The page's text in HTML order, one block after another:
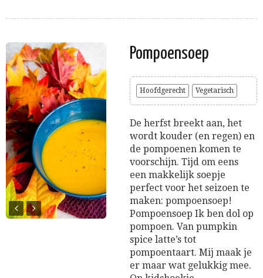
Pompoensoep
Hoofdgerecht Vegetarisch
De herfst breekt aan, het
wordt kouder (en regen) en
de pompoenen komen te
voorschijn. Tijd om eens
een makkelijk soepje
perfect voor het seizoen te
maken: pompoensoep!
Pompoensoep Ik ben dol op
pompoen. Van pumpkin
spice latte’s tot
pompoentaart. Mij maak je
er maar wat gelukkig mee.